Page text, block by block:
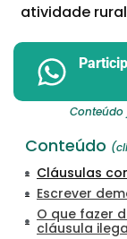
atividade
Conteúdo
Cláusulas
Escrever
O que fazer
cláusula